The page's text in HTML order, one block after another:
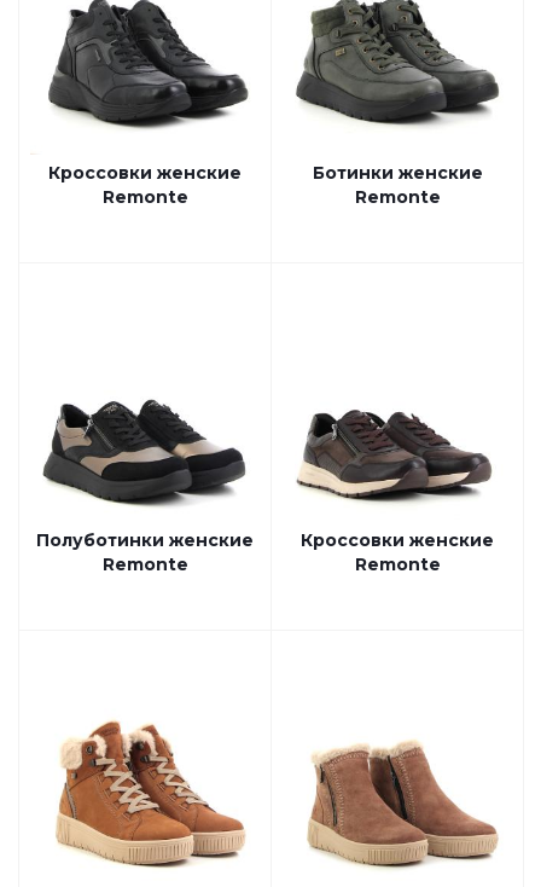
Кроссовки женские
Remonte
Ботинки женские
Remonte
Полуботинки женские
Remonte
Кроссовки женские
Remonte